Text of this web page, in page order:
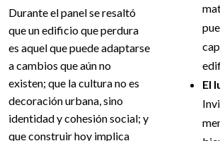
Durante el panel se resaltó
que un edificio que perdura
es aquel que puede adaptarse
a cambios que aún no
existen; que la cultura no es
decoración urbana, sino
identidad y cohesión social; y
que construir hoy implica
El